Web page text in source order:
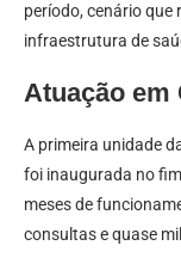
período, cenário
infraestrutura de
Atuação em
A primeira unidade
foi inaugurada no
meses de
consultas e quase